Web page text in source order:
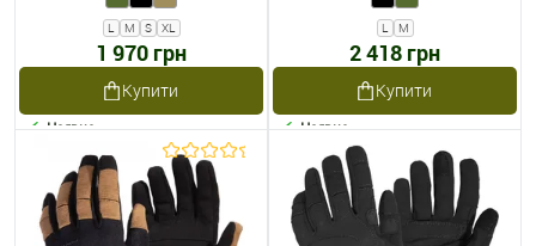
L M S XL
1 970 грн
Купити
Наявне
L M
2 418 грн
Купити
Наявне